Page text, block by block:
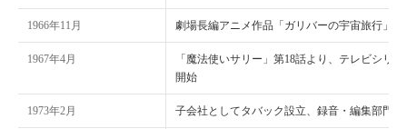
1966年11月 劇場長編アニメ作品「ガリバーの宇宙旅行」
1967年4月
「魔法使いサリー」第18話より、テレビシリ
開始
1973年2月 子会社としてタバック設立、録音・編集部門